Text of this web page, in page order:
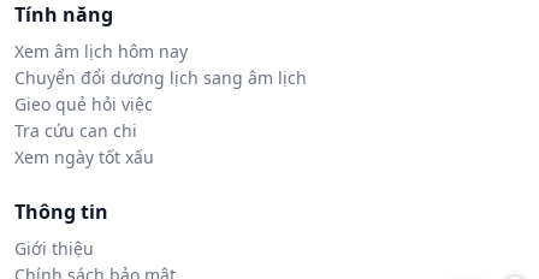
Tính năng
Xem âm lịch hôm nay
Chuyển đổi dương lịch sang âm lịch
Gieo quẻ hỏi việc
Tra cứu can chi
Xem ngày tốt xấu
Thông tin
Giới thiệu